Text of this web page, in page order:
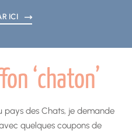
ICI
‘chaton’
pays des Chats, je demande
quelques coupons de